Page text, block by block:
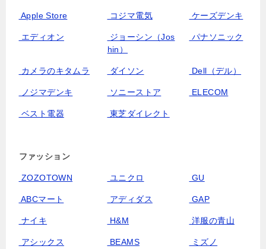
Apple Store コジマ電気 ケーズデンキ
エディオン
ジョーシン（Jos
hin）
パナソニック
カメラのキタムラ ダイソン Dell（デル）
ノジマデンキ ソニーストア ELECOM
ベスト電器 東芝ダイレクト
ファッション
ZOZOTOWN ユニクロ GU
ABCマート アディダス GAP
ナイキ H&M 洋服の青山
アシックス BEAMS ミズノ